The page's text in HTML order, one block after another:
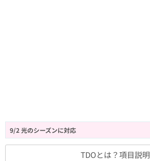
9/2 光のシーズンに対応
TDOとは？項目説明